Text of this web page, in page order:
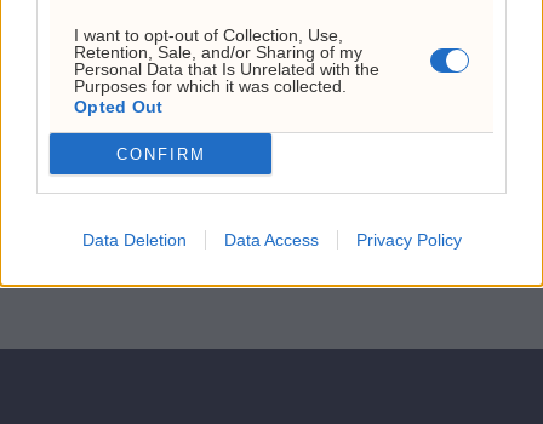
I want to opt-out of Collection, Use,
Retention, Sale, and/or Sharing of my
Personal Data that Is Unrelated with the
Purposes for which it was collected.
Opted Out
CONFIRM
Data Deletion Data Access Privacy Policy